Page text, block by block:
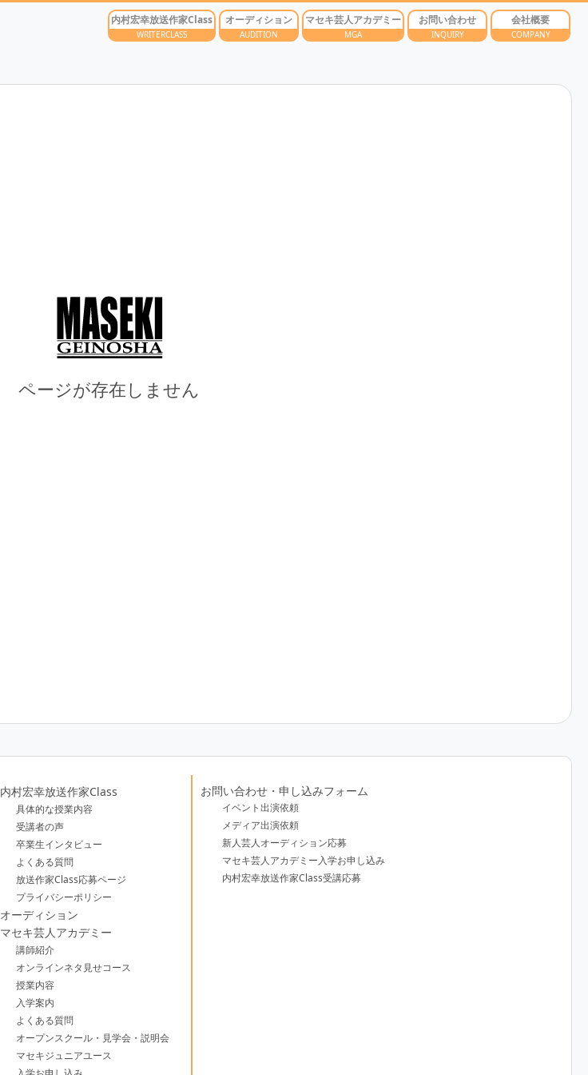
内村宏幸放送作家Class
WRITERCLASS
オーディション
AUDITION
マセキ芸人アカデミー
MGA
お問い合わせ
INQUIRY
会社概要
COMPANY
ページが存在しません
内村宏幸放送作家Class
具体的な授業内容
受講者の声
卒業生インタビュー
よくある質問
放送作家Class応募ページ
プライバシーポリシー
オーディション
マセキ芸人アカデミー
講師紹介
オンラインネタ見せコース
授業内容
入学案内
よくある質問
オープンスクール・見学会・説明会
マセキジュニアユース
お問い合わせ・申し込みフォーム
イベント出演依頼
メディア出演依頼
新人芸人オーディション応募
マセキ芸人アカデミー入学お申し込み
内村宏幸放送作家Class受講応募